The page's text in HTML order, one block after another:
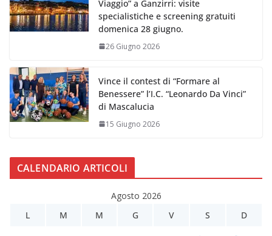
Viaggio” a Ganzirri: visite
specialistiche e screening gratuiti
domenica 28 giugno.
26 Giugno 2026
Vince il contest di “Formare al
Benessere” l’I.C. “Leonardo Da Vinci”
di Mascalucia
15 Giugno 2026
CALENDARIO ARTICOLI
Agosto 2026
L
M M G V S D